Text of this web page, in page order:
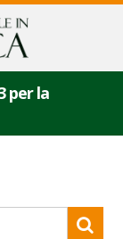
per la